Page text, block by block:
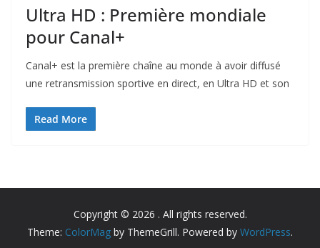
Ultra HD : Première mondiale
pour Canal+
Canal+ est la première chaîne au monde à avoir diffusé
une retransmission sportive en direct, en Ultra HD et son
Read More
Copyright © 2026 . All rights reserved.
Theme: ColorMag by ThemeGrill. Powered by WordPress.